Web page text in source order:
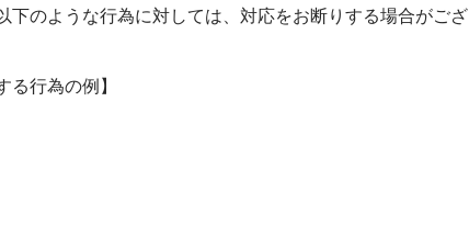
下のような⾏為に対しては、対応をお断りする場合がござ
る⾏為の例】